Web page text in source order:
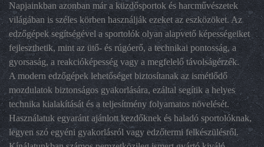
Napjainkban azonban már a küzdősportok és harcművészetek
világában is széles körben használják ezeket az eszközöket. Az
edzőgépek segítségével a sportolók olyan alapvető képességeiket
fejleszthetik, mint az ütő- és rúgóerő, a technikai pontosság, a
gyorsaság, a reakcióképesség vagy a megfelelő távolságérzék.
A modern edzőgépek lehetőséget biztosítanak az ismétlődő
mozdulatok biztonságos gyakorlására, ezáltal segítik a helyes
technika kialakítását és a teljesítmény folyamatos növelését.
Használatuk egyaránt ajánlott kezdőknek és haladó sportolóknak,
legyen szó egyéni gyakorlásról vagy edzőtermi felkészülésről.